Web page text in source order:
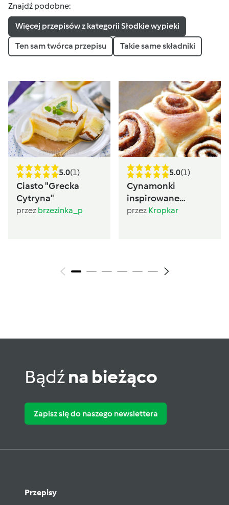
Znajdź podobne:
Więcej przepisów z kategorii Słodkie wypieki
Ten sam twórca przepisu Takie same składniki
5.0(1)
Ciasto "Grecka
Cytryna"
przez brzezinka_p
5.0(1)
Cynamonki
inspirowane
Sugarlady
przez Kropkar
Bądźna bieżąco
Zapisz się do naszego newslettera
Przepisy